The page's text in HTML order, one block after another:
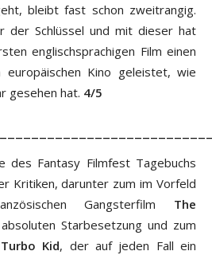
bleibt fast schon zweitrangig.
der Schlüssel und mit dieser hat
englischsprachigen Film einen
Kino geleistet, wie
gesehen hat. 4/5
des Fantasy Filmfest Tagebuchs
Kritiken, darunter zum im Vorfeld
Gangsterfilm The
Starbesetzung und zum
Turbo Kid, der auf jeden Fall ein